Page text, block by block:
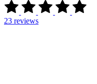
23 reviews